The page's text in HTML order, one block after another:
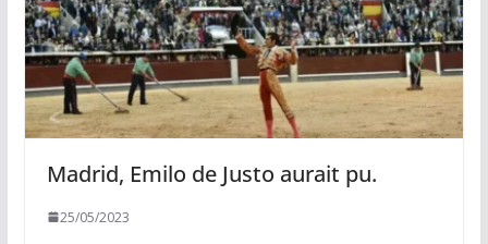
Madrid, Emilo de Justo aurait pu.
25/05/2023